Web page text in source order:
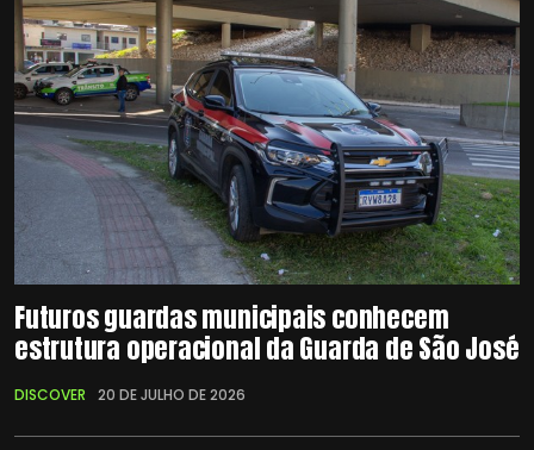
Futuros guardas municipais conhecem
estrutura operacional da Guarda de São José
DISCOVER 20 DE JULHO DE 2026